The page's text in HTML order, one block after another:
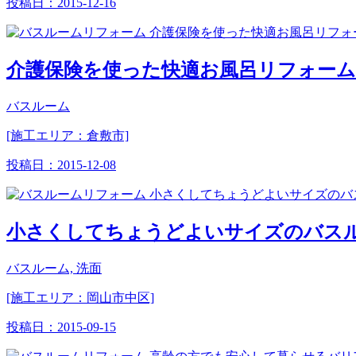
投稿日： 2015-12-16
介護保険を使った快適お風呂リフォーム
バスルーム
[施工エリア：倉敷市]
投稿日： 2015-12-08
小さくしてちょうどよいサイズのバス
バスルーム, 洗面
[施工エリア：岡山市中区]
投稿日： 2015-09-15